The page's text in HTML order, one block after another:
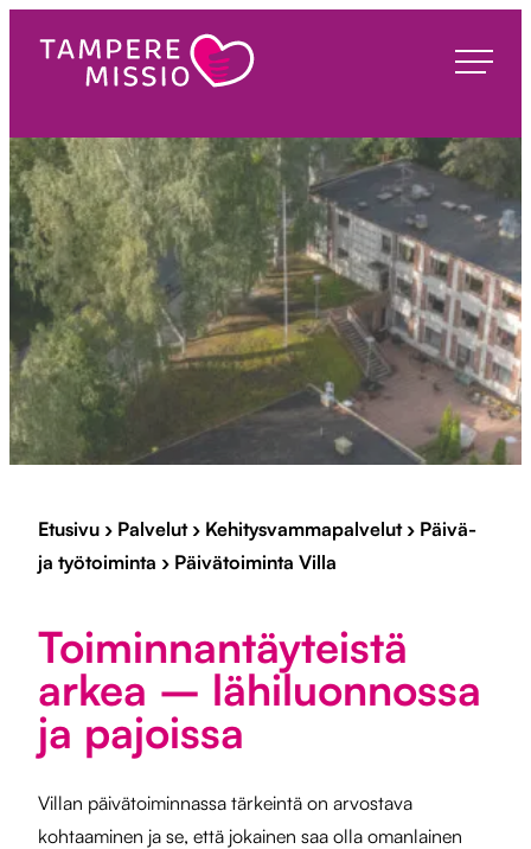
suoraan
sisältöön
TampereMissio
Etusivu › Palvelut› Kehitysvammapalvelut› Päivä-
ja työtoiminta › Päivätoiminta Villa
Toiminnantäyteistä
arkea – lähiluonnossa
ja pajoissa
Villan päivätoiminnassa tärkeintä on arvostava
kohtaaminen ja se, että jokainen saa olla omanlainen